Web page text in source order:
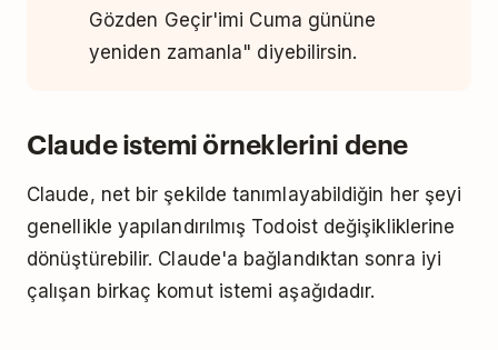
Gözden Geçir'imi Cuma gününe
yeniden zamanla" diyebilirsin.
Claude istemi örneklerini dene
Claude, net bir şekilde tanımlayabildiğin her şeyi
genellikle yapılandırılmış Todoist değişikliklerine
dönüştürebilir. Claude'a bağlandıktan sonra iyi
çalışan birkaç komut istemi aşağıdadır.